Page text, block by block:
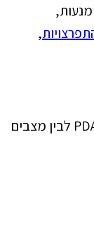
,
אחד האתגרים המרכזיים הוא להבחין בין PDA לבין מצבים